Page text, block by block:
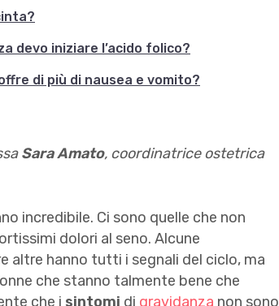
devo iniziare l’acido folico?
di più di nausea e vomito?
Sara Amato, coordinatrice ostetrica
incredibile. Ci sono quelle che non
dolori al seno. Alcune
altre hanno tutti i segnali del ciclo, ma
che stanno talmente bene che
che i sintomi di gravidanza non sono